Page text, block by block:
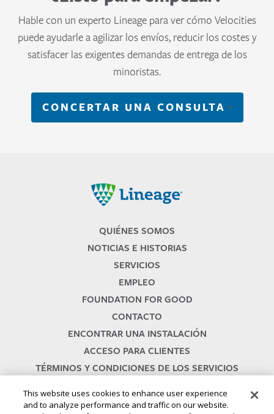
Hable con un experto Lineage para ver cómo Velocities
puede ayudarle a agilizar los envíos, reducir los costes y
satisfacer las exigentes demandas de entrega de los
minoristas.
CONCERTAR UNA CONSULTA
QUIÉNES SOMOS
NOTICIAS E HISTORIAS
SERVICIOS
EMPLEO
FOUNDATION FOR GOOD
CONTACTO
ENCONTRAR UNA INSTALACIÓN
ACCESO PARA CLIENTES
TÉRMINOS Y CONDICIONES DE LOS SERVICIOS
This website uses cookies to enhance user experience
and to analyze performance and traffic on our website.